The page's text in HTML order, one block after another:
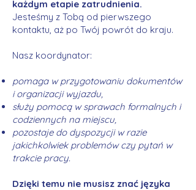
każdym etapie zatrudnienia.
Jesteśmy z Tobą od pierwszego
kontaktu, aż po Twój powrót do kraju.
Nasz koordynator:
pomaga w przygotowaniu dokumentów
i organizacji wyjazdu,
służy pomocą w sprawach formalnych i
codziennych na miejscu,
pozostaje do dyspozycji w razie
jakichkolwiek problemów czy pytań w
trakcie pracy.
Dzięki temu nie musisz znać języka